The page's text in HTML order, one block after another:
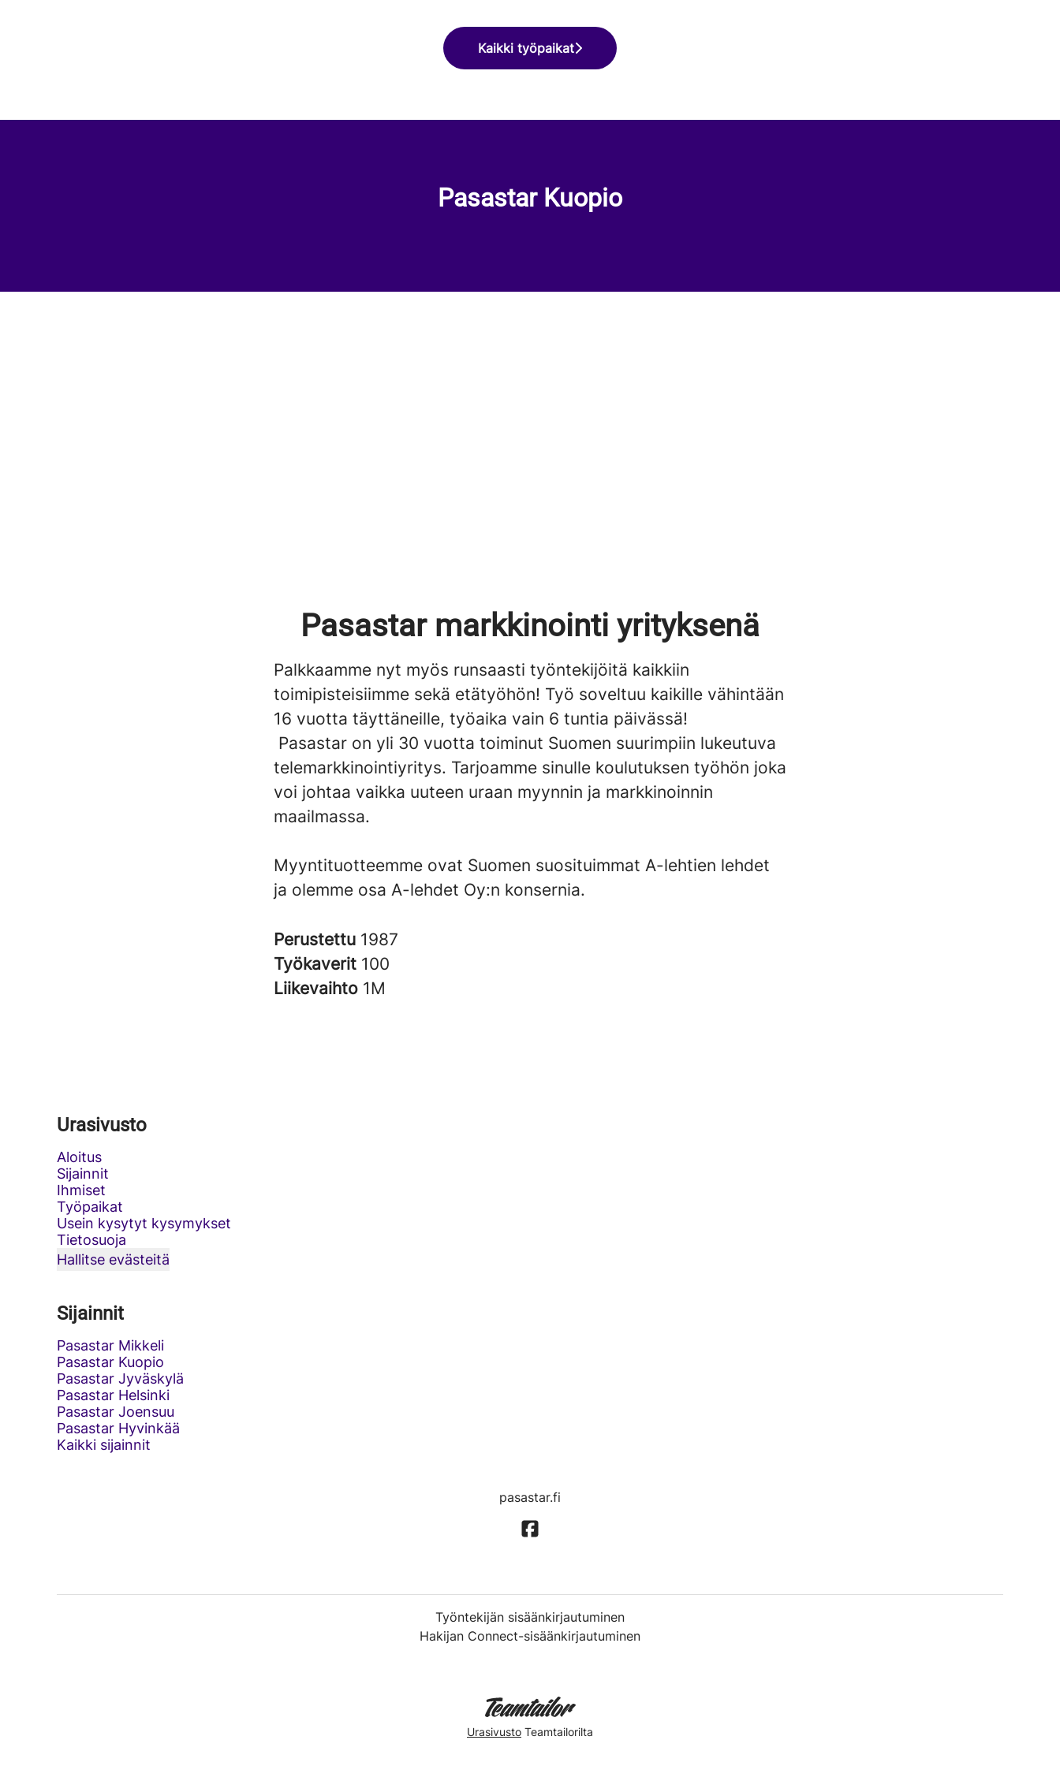
Kaikki työpaikat
Pasastar Kuopio
Pasastar markkinointi yrityksenä
Palkkaamme nyt myös runsaasti työntekijöitä kaikkiin
toimipisteisiimme sekä etätyöhön! Työ soveltuu kaikille vähintään
16 vuotta täyttäneille, työaika vain 6 tuntia päivässä!
Pasastar on yli 30 vuotta toiminut Suomen suurimpiin lukeutuva
telemarkkinointiyritys. Tarjoamme sinulle koulutuksen työhön joka
voi johtaa vaikka uuteen uraan myynnin ja markkinoinnin
maailmassa.
Myyntituotteemme ovat Suomen suosituimmat A-lehtien lehdet
ja olemme osa A-lehdet Oy:n konsernia.
Perustettu 1987
Työkaverit 100
Liikevaihto 1M
Urasivusto
Aloitus
Sijainnit
Ihmiset
Työpaikat
Usein kysytyt kysymykset
Tietosuoja
Hallitse evästeitä
Sijainnit
Pasastar Mikkeli
Pasastar Kuopio
Pasastar Jyväskylä
Pasastar Helsinki
Pasastar Joensuu
Pasastar Hyvinkää
Kaikki sijainnit
pasastar.fi
Työntekijän sisäänkirjautuminen
Hakijan Connect-sisäänkirjautuminen
Urasivusto Teamtailorilta